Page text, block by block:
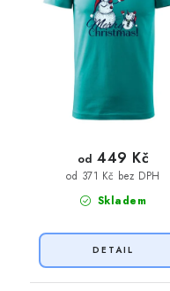
Skladem
od 371 Kč bez DPH
od 449 Kč